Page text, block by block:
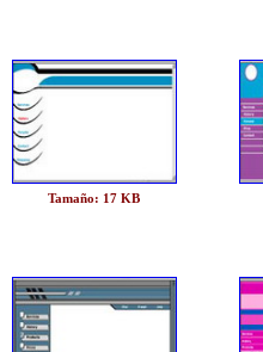
Tamaño: 17 KB